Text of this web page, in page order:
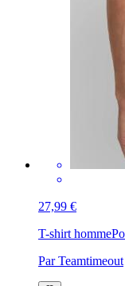
27,99 €
T-shirt homme
Par Teamtimeout